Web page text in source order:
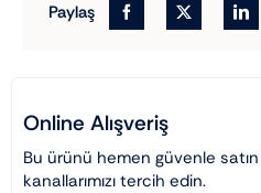
Paylaş
Online Alışveriş
Bu ürünü hemen güvenle
kanallarımızı tercih edin.